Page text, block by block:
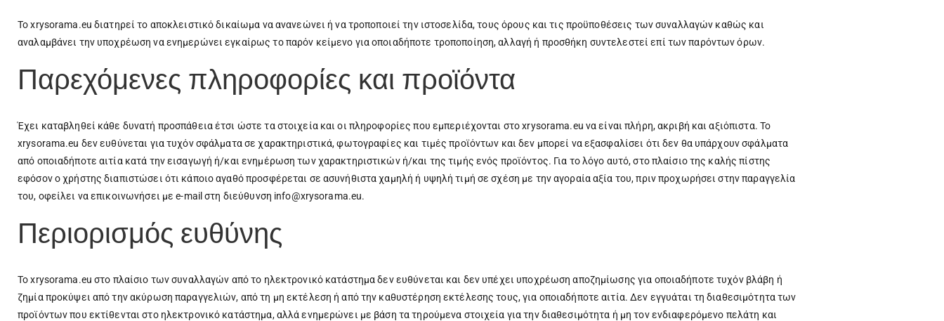
Το xrysorama.eu διατηρεί το αποκλειστικό δικαίωμα να ανανεώνει ή να τροποποιεί την ιστοσελίδα, τους όρους και τις προϋποθέσεις των συναλλαγών καθώς και
αναλαμβάνει την υποχρέωση να ενημερώνει εγκαίρως το παρόν κείμενο για οποιαδήποτε τροποποίηση, αλλαγή ή προσθήκη συντελεστεί επί των παρόντων όρων.
Παρεχόμενες πληροφορίες και προϊόντα
Έχει καταβληθεί κάθε δυνατή προσπάθεια έτσι ώστε τα στοιχεία και οι πληροφορίες που εμπεριέχονται στο xrysorama.eu να είναι πλήρη, ακριβή και αξιόπιστα. Το
xrysorama.eu δεν ευθύνεται για τυχόν σφάλματα σε χαρακτηριστικά, φωτογραφίες και τιμές προϊόντων και δεν μπορεί να εξασφαλίσει ότι δεν θα υπάρχουν σφάλματα
από οποιαδήποτε αιτία κατά την εισαγωγή ή/και ενημέρωση των χαρακτηριστικών ή/και της τιμής ενός προϊόντος. Για το λόγο αυτό, στο πλαίσιο της καλής πίστης
εφόσον ο χρήστης διαπιστώσει ότι κάποιο αγαθό προσφέρεται σε ασυνήθιστα χαμηλή ή υψηλή τιμή σε σχέση με την αγοραία αξία του, πριν προχωρήσει στην παραγγελία
του, οφείλει να επικοινωνήσει με e-mail στη διεύθυνση info@xrysorama.eu.
Περιορισμός ευθύνης
Το xrysorama.eu στο πλαίσιο των συναλλαγών από το ηλεκτρονικό κατάστημα δεν ευθύνεται και δεν υπέχει υποχρέωση αποζημίωσης για οποιαδήποτε τυχόν βλάβη ή
ζημία προκύψει από την ακύρωση παραγγελιών, από τη μη εκτέλεση ή από την καθυστέρηση εκτέλεσης τους, για οποιαδήποτε αιτία. Δεν εγγυάται τη διαθεσιμότητα των
προϊόντων που εκτίθενται στο ηλεκτρονικό κατάστημα, αλλά ενημερώνει με βάση τα τηρούμενα στοιχεία για την διαθεσιμότητα ή μη τον ενδιαφερόμενο πελάτη και